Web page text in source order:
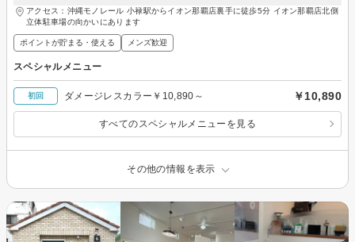
アクセス：沖縄モノレール 小禄駅からイオン那覇店裏手に徒歩5分 イオン那覇店北側
立体駐車場の向かいにあります
ポイントが貯まる・使える メンズ歓迎
スペシャルメニュー
初回 ダメージレスカラー￥10,890～ ￥10,890
すべてのスペシャルメニューを見る
その他の情報を表示